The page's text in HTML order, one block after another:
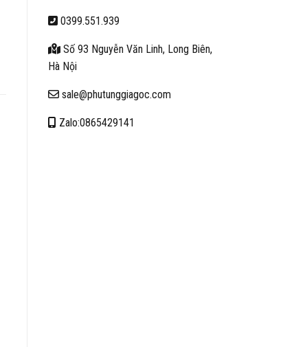
0399.551.939
Số 93 Nguyễn Văn Linh, Long Biên,
Hà Nội
sale@phutunggiagoc.com
Zalo:0865429141